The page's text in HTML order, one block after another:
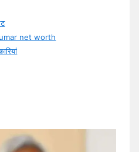
net worth